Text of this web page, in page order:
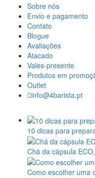
Sobre nós
Envio e pagamento
Contato
Blogue
Avaliações
Atacado
Vales-presente
Produtos em
Outlet
info@4barista.pt
10 dicas para
Chá da cápsula
Como escolher uma